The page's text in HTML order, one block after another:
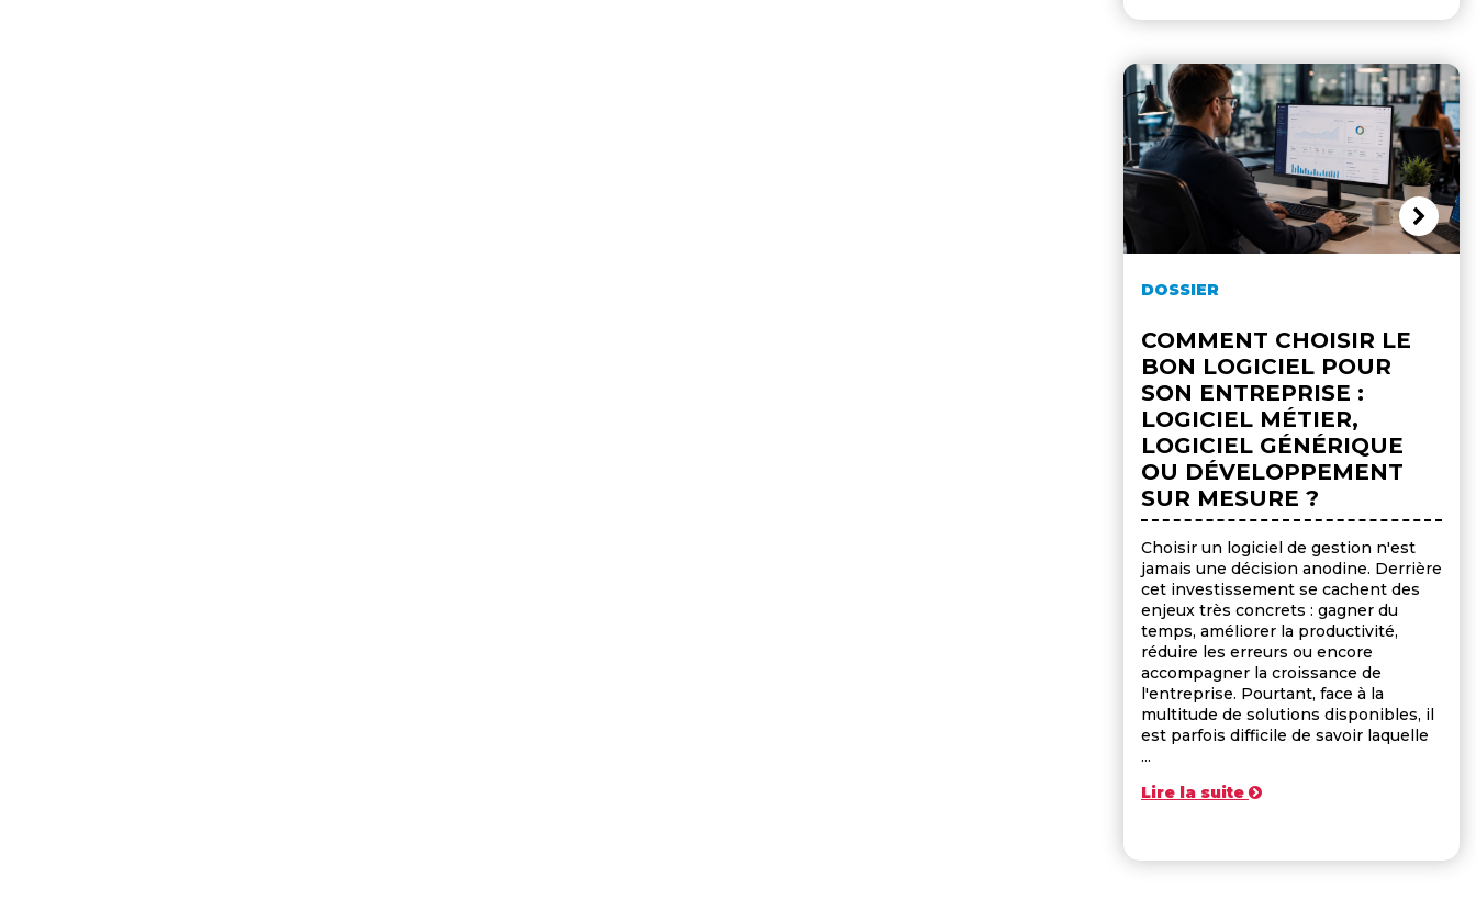
DOSSIER
COMMENT CHOISIR LE
BON LOGICIEL POUR
SON ENTREPRISE :
LOGICIEL MÉTIER,
LOGICIEL GÉNÉRIQUE
OU DÉVELOPPEMENT
SUR MESURE ?
Choisir un logiciel de gestion n'est
jamais une décision anodine. Derrière
cet investissement se cachent des
enjeux très concrets : gagner du
temps, améliorer la productivité,
réduire les erreurs ou encore
accompagner la croissance de
l'entreprise. Pourtant, face à la
multitude de solutions disponibles, il
est parfois difficile de savoir laquelle
...
Lire la suite